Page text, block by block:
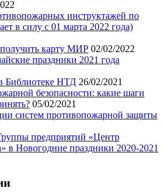
инструктажей по
в силу с 01 марта 2022 года)
карту МИР 02/02/2022
праздники 2021 года
Библиотеке НТД 26/02/2021
безопасности: какие шаги
05/02/2021
систем противопожарной защиты
предприятий «Центр
в Новогодние праздники 2020-2021